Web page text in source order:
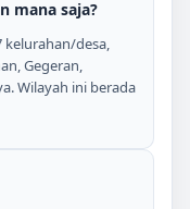
mana saja?
kelurahan/desa,
Gegeran,
Wilayah ini berada